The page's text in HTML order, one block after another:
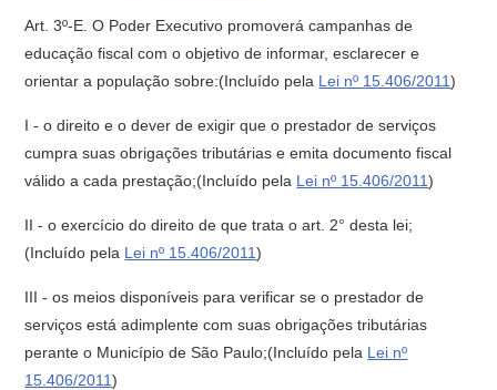
Art. 3º-E. O Poder Executivo promoverá campanhas de
educação fiscal com o objetivo de informar, esclarecer e
orientar a população sobre:(Incluído pela Lei nº 15.406/2011)
I - o direito e o dever de exigir que o prestador de serviços
cumpra suas obrigações tributárias e emita documento fiscal
válido a cada prestação;(Incluído pela Lei nº 15.406/2011)
II - o exercício do direito de que trata o art. 2° desta lei;
(Incluído pela Lei nº 15.406/2011)
III - os meios disponíveis para verificar se o prestador de
serviços está adimplente com suas obrigações tributárias
perante o Município de São Paulo;(Incluído pela Lei nº
15.406/2011)